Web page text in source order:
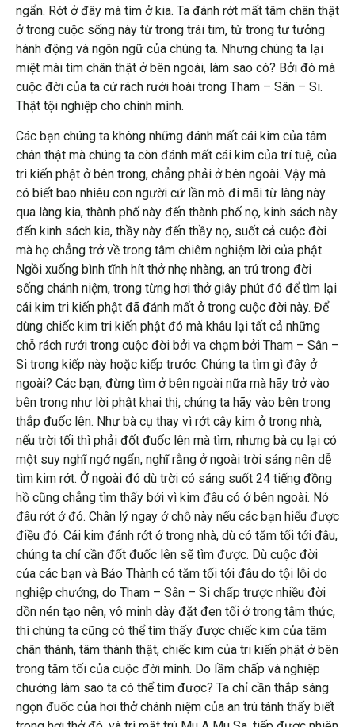
ngẩn. Rớt ở đây mà tìm ở kia. Ta đánh rớt mất tâm chân thật
ở trong cuộc sống này từ trong trái tim, từ trong tư tưởng
hành động và ngôn ngữ của chúng ta. Nhưng chúng ta lại
miệt mài tìm chân thật ở bên ngoài, làm sao có? Bởi đó mà
cuộc đời của ta cứ rách rưới hoài trong Tham – Sân – Si.
Thật tội nghiệp cho chính mình.
Các bạn chúng ta không những đánh mất cái kim của tâm
chân thật mà chúng ta còn đánh mất cái kim của trí tuệ, của
tri kiến phật ở bên trong, chẳng phải ở bên ngoài. Vậy mà
có biết bao nhiêu con người cứ lần mò đi mãi từ làng này
qua làng kia, thành phố này đến thành phố nọ, kinh sách này
đến kinh sách kia, thầy này đến thầy nọ, suốt cả cuộc đời
mà họ chẳng trở về trong tâm chiêm nghiệm lời của phật.
Ngồi xuống bình tĩnh hít thở nhẹ nhàng, an trú trong đời
sống chánh niệm, trong từng hơi thở giây phút đó để tìm lại
cái kim tri kiến phật đã đánh mất ở trong cuộc đời này. Để
dùng chiếc kim tri kiến phật đó mà khâu lại tất cả những
chỗ rách rưới trong cuộc đời bởi va chạm bởi Tham – Sân –
Si trong kiếp này hoặc kiếp trước. Chúng ta tìm gì đây ở
ngoài? Các bạn, đừng tìm ở bên ngoài nữa mà hãy trở vào
bên trong như lời phật khai thị, chúng ta hãy vào bên trong
thắp đuốc lên. Như bà cụ thay vì rớt cây kim ở trong nhà,
nếu trời tối thì phải đốt đuốc lên mà tìm, nhưng bà cụ lại có
một suy nghĩ ngớ ngẩn, nghĩ rằng ở ngoài trời sáng nên dễ
tìm kim rớt. Ở ngoài đó dù trời có sáng suốt 24 tiếng đồng
hồ cũng chẳng tìm thấy bởi vì kim đâu có ở bên ngoài. Nó
đâu rớt ở đó. Chân lý ngay ở chỗ này nếu các bạn hiểu được
điều đó. Cái kim đánh rớt ở trong nhà, dù có tăm tối tới đâu,
chúng ta chỉ cần đốt đuốc lên sẽ tìm được. Dù cuộc đời
của các bạn và Bảo Thành có tăm tối tới đâu do tội lỗi do
nghiệp chướng, do Tham – Sân – Si chấp trược nhiều đời
dồn nén tạo nên, vô minh dày đặt đen tối ở trong tâm thức,
thì chúng ta cũng có thể tìm thấy được chiếc kim của tâm
chân thành, tâm thành thật, chiếc kim của tri kiến phật ở bên
trong tăm tối của cuộc đời mình. Do lầm chấp và nghiệp
chướng làm sao ta có thể tìm được? Ta chỉ cần thắp sáng
ngọn đuốc của hơi thở chánh niệm của an trú tánh thấy biết